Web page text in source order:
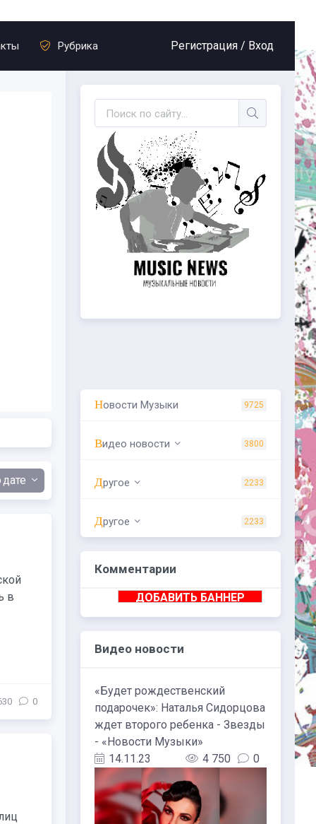
Рубрика Регистрация / Вход
дате
в
0
Новости Музыки 9725
Видео новости 3800
Другое 2233
Другое 2233
Комментарии
ДОБАВИТЬ БАННЕР
Видео новости
«Будет рождественский
подарочек»: Наталья Сидорцова
ждет второго ребенка - Звезды
- «Новости Музыки»
14.11.23
4 750 0